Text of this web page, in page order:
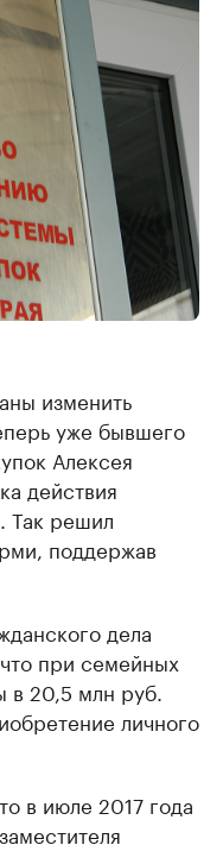
изменить
уже бывшего
Алексея
действия
Так решил
поддержав
дела
при семейных
в 20,5 млн руб.
личного
в июле 2017 года